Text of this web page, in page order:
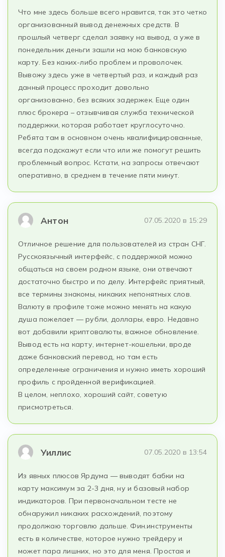
Что мне здесь больше всего нравится, так это четко
организованный вывод денежных средств. В
прошлый четверг сделал заявку на вывод, а уже в
понедельник деньги зашли на мою банковскую
карту. Без каких-либо проблем и проволочек.
Вывожу здесь уже в четвертый раз, и каждый раз
данный процесс проходит довольно
организованно, без всяких задержек. Еще один
плюс брокера – отзывчивая служба технической
поддержки, которая работает круглосуточно.
Ребята там в основном очень квалифицированные,
всегда подскажут если что или же помогут решить
проблемный вопрос. Кстати, на запросы отвечают
оперативно, в среднем в течение пяти минут.
Антон 07.05.2020 в 15:29
Отличное решение для пользователей из стран СНГ.
Русскоязычный интерфейс, с поддержкой можно
общаться на своем родном языке, они отвечают
достаточно быстро и по делу. Интерфейс приятный,
все термины знакомы, никаких непонятных слов.
Валюту в профиле тоже можно менять на какую
душа пожелает — рубли, доллары, евро. Недавно
вот добавили криптовалюты, важное обновление.
Вывод есть на карту, интернет-кошельки, вроде
даже банковский перевод, но там есть
определенные ограничения и нужно иметь хороший
профиль с пройденной верификацией.
В целом, неплохо, хороший сайт, советую
присмотреться.
Уиллис 07.05.2020 в 13:54
Из явных плюсов Ярдума — выводят бабки на
карту максимум за 2-3 дня, ну и базовый набор
индикаторов. При первоначальном тесте не
обнаружил никаких расхождений, поэтому
продолжаю торговлю дальше. Фин.инструменты
есть в количестве, которое нужно трейдеру и
может пара лишних, но это для меня. Простая и